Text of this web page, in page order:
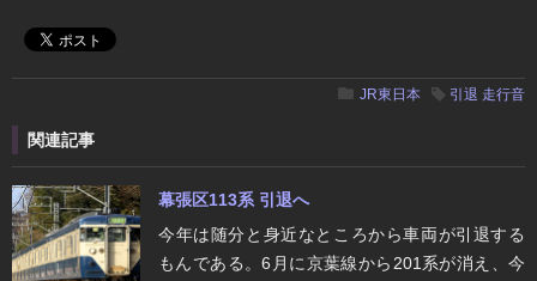
JR東日本 引退 走行音
関連記事
幕張区113系 引退へ
今年は随分と身近なところから車両が引退する
もんである。6月に京葉線から201系が消え、今